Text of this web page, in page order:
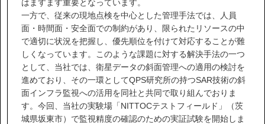
はますます重要となっています。
一方で、従来の現地点検を中心とした管理手法では、人員
面・時間面・安全面での制約があり、限られたリソースの中
で適切に状況を把握し、優先順位を付けて対応することが難
しくなっています。このような課題に対する解決手法の一つ
として、当社では、衛星データの斜面管理への適用の検討を
進めており、その一環としてQPS研究所の持つSAR技術の斜
面インフラ監視への活用を同社と共同で取り組んでおりま
す。今回、当社の実験場「NITTOCテストフィールド」（茨
城県坂東市）で監視精度の確認のための実証試験を開始しま